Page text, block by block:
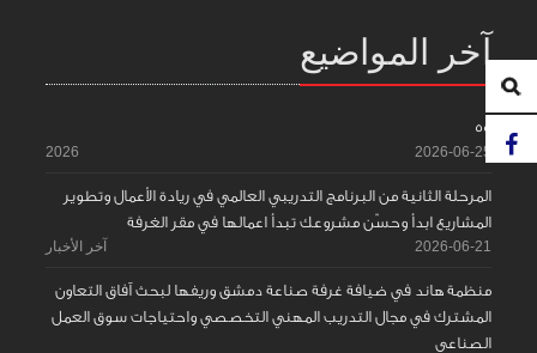
آخر المواضيع
55
2026-06-25
2026
المرحلة الثانية من البرنامج التدريبي العالمي في ريادة الأعمال وتطوير
المشاريع ابدأ وحسّن مشروعك تبدأ اعمالها في مقر الغرفة
2026-06-21 آخر الأخبار
منظمة هاند في ضيافة غرفة صناعة دمشق وريفها لبحث آفاق التعاون
المشترك في مجال التدريب المهني التخصصي واحتياجات سوق العمل
الصناعي